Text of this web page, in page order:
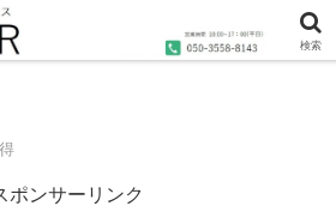
FP技能士によるコンサルティングならオフィス
ポンサーリンク
検索